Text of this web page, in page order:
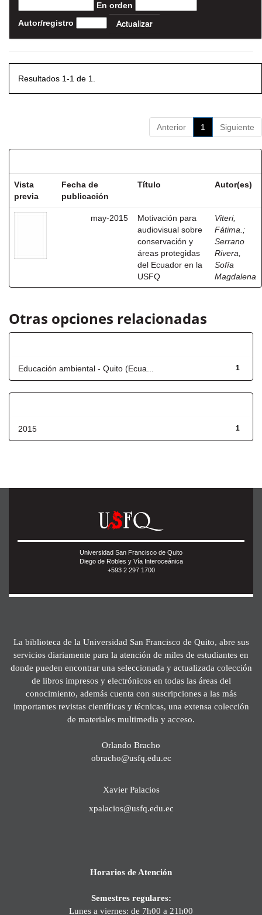
En orden
Autor/registro
Resultados 1-1 de 1.
Anterior 1 Siguiente
Vista
previa
Fecha de
publicación
Título Autor(es)
may-2015
Motivación para
audiovisual sobre
conservación y
áreas protegidas
del Ecuador en la
USFQ
Viteri,
Fátima. ;
Serrano
Rivera,
Sofía
Magdalena
Otras opciones relacionadas
1
Educación ambiental - Quito (Ecua...
1
2015
Universidad San Francisco de Quito
Diego de Robles y Vía Interoceánica
+593 2 297 1700
La biblioteca de la Universidad San Francisco de Quito, abre sus
servicios diariamente para la atención de miles de estudiantes en
donde pueden encontrar una seleccionada y actualizada colección
de libros impresos y electrónicos en todas las áreas del
conocimiento, además cuenta con suscripciones a las más
importantes revistas científicas y técnicas, una extensa colección
de materiales multimedia y acceso.
Orlando Bracho
obracho@usfq.edu.ec
Xavier Palacios
xpalacios@usfq.edu.ec
Horarios de Atención
Semestres regulares:
Lunes a viernes: de 7h00 a 21h00